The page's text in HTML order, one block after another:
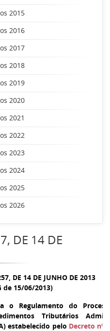
2015
2016
2017
2018
2019
2020
2021
2022
2023
2024
2025
2026
DE 14 DE
DE 14 DE JUNHO DE 2013
de 15/06/2013)
o Regulamento do
Tributários
estabelecido pelo Decreto nº